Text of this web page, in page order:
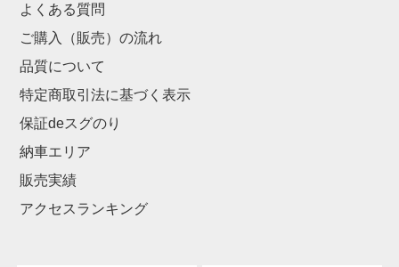
よくある質問
ご購入（販売）の流れ
品質について
特定商取引法に基づく表示
保証deスグのり
納車エリア
販売実績
アクセスランキング